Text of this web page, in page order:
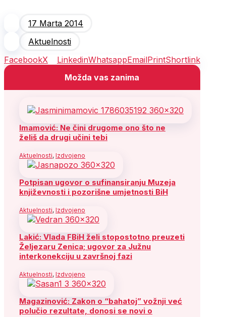
17 Marta 2014
Aktuelnosti
FacebookX LinkedinWhatsappEmailPrintShortlink
Možda vas zanima
Imamović: Ne čini drugome ono što ne
želiš da drugi učini tebi
Aktuelnosti, Izdvojeno
Potpisan ugovor o sufinansiranju Muzeja
književnosti i pozorišne umjetnosti BiH
Aktuelnosti, Izdvojeno
Lakić: Vlada FBiH želi stopostotno preuzeti
Željezaru Zenica; ugovor za Južnu
interkonekciju u završnoj fazi
Aktuelnosti, Izdvojeno
Magazinović: Zakon o “bahatoj” vožnji već
polučio rezultate, donosi se novi o